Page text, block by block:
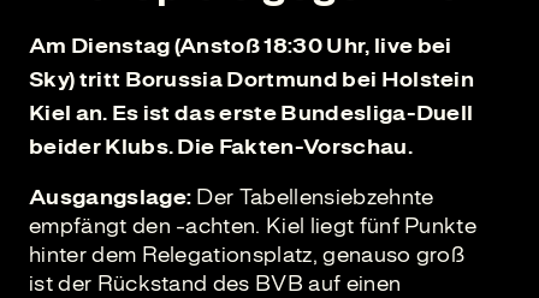
Am Dienstag (Anstoß 18:30 Uhr, live bei
Sky) tritt Borussia Dortmund bei Holstein
Kiel an. Es ist das erste Bundesliga-Duell
beider Klubs. Die Fakten-Vorschau.
Ausgangslage: Der Tabellensiebzehnte
empfängt den -achten. Kiel liegt fünf Punkte
hinter dem Relegationsplatz, genauso groß
ist der Rückstand des BVB auf einen